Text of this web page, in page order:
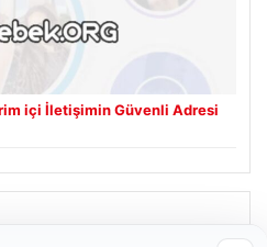
içi İletişimin Güvenli Adresi